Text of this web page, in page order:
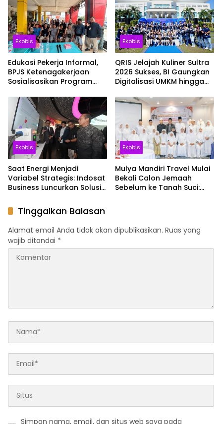
Ekobis
Edukasi Pekerja Informal,
BPJS Ketenagakerjaan
Sosialisasikan Program
Pasar Baruga Kendari
Ekobis
QRIS Jelajah Kuliner Sultra
2026 Sukses, BI Gaungkan
Digitalisasi UMKM hingga
Ekobis
Saat Energi Menjadi
Variabel Strategis: Indosat
Business Luncurkan Solusi
AI
Ekobis
Mulya Mandiri Travel Mulai
Bekali Calon Jemaah
Sebelum ke Tanah Suci:
Tinggalkan Balasan
Alamat email Anda tidak akan dipublikasikan. Ruas yang
wajib ditandai *
Simpan nama, email, dan situs web saya pada